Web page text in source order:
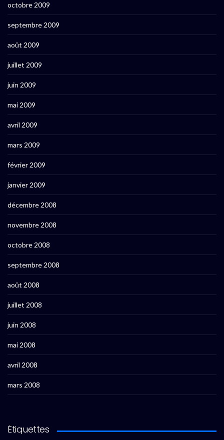
octobre 2009
septembre 2009
août 2009
juillet 2009
juin 2009
mai 2009
avril 2009
mars 2009
février 2009
janvier 2009
décembre 2008
novembre 2008
octobre 2008
septembre 2008
août 2008
juillet 2008
juin 2008
mai 2008
avril 2008
mars 2008
Étiquettes